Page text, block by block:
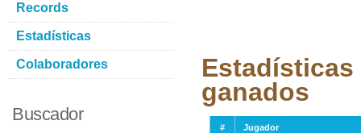
ganados
#
Jugador
Records
Estadísticas
Colaboradores
Buscador